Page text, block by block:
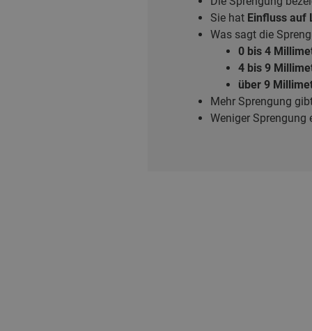
Sie hat Einfluss auf
Was sagt die
0 bis 4
4 bis 9
über 9
Mehr Sprengung
Weniger Sprengung